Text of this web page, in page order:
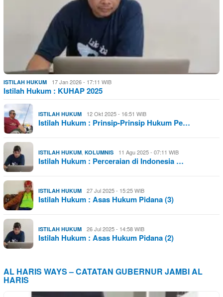
ISTILAH HUKUM 17 Jan 2026 - 17:11 WIB
Istilah Hukum : KUHAP 2025
ISTILAH HUKUM 12 Okt 2025 - 16:51 WIB
Istilah Hukum : Prinsip-Prinsip Hukum Pe…
ISTILAH HUKUM KOLUMNIS 11 Agu 2025 - 07:11 WIB
Istilah Hukum : Perceraian di Indonesia …
ISTILAH HUKUM 27 Jul 2025 - 15:25 WIB
Istilah Hukum : Asas Hukum Pidana (3)
ISTILAH HUKUM 26 Jul 2025 - 14:58 WIB
Istilah Hukum : Asas Hukum Pidana (2)
AL HARIS WAYS – CATATAN GUBERNUR JAMBI AL
HARIS